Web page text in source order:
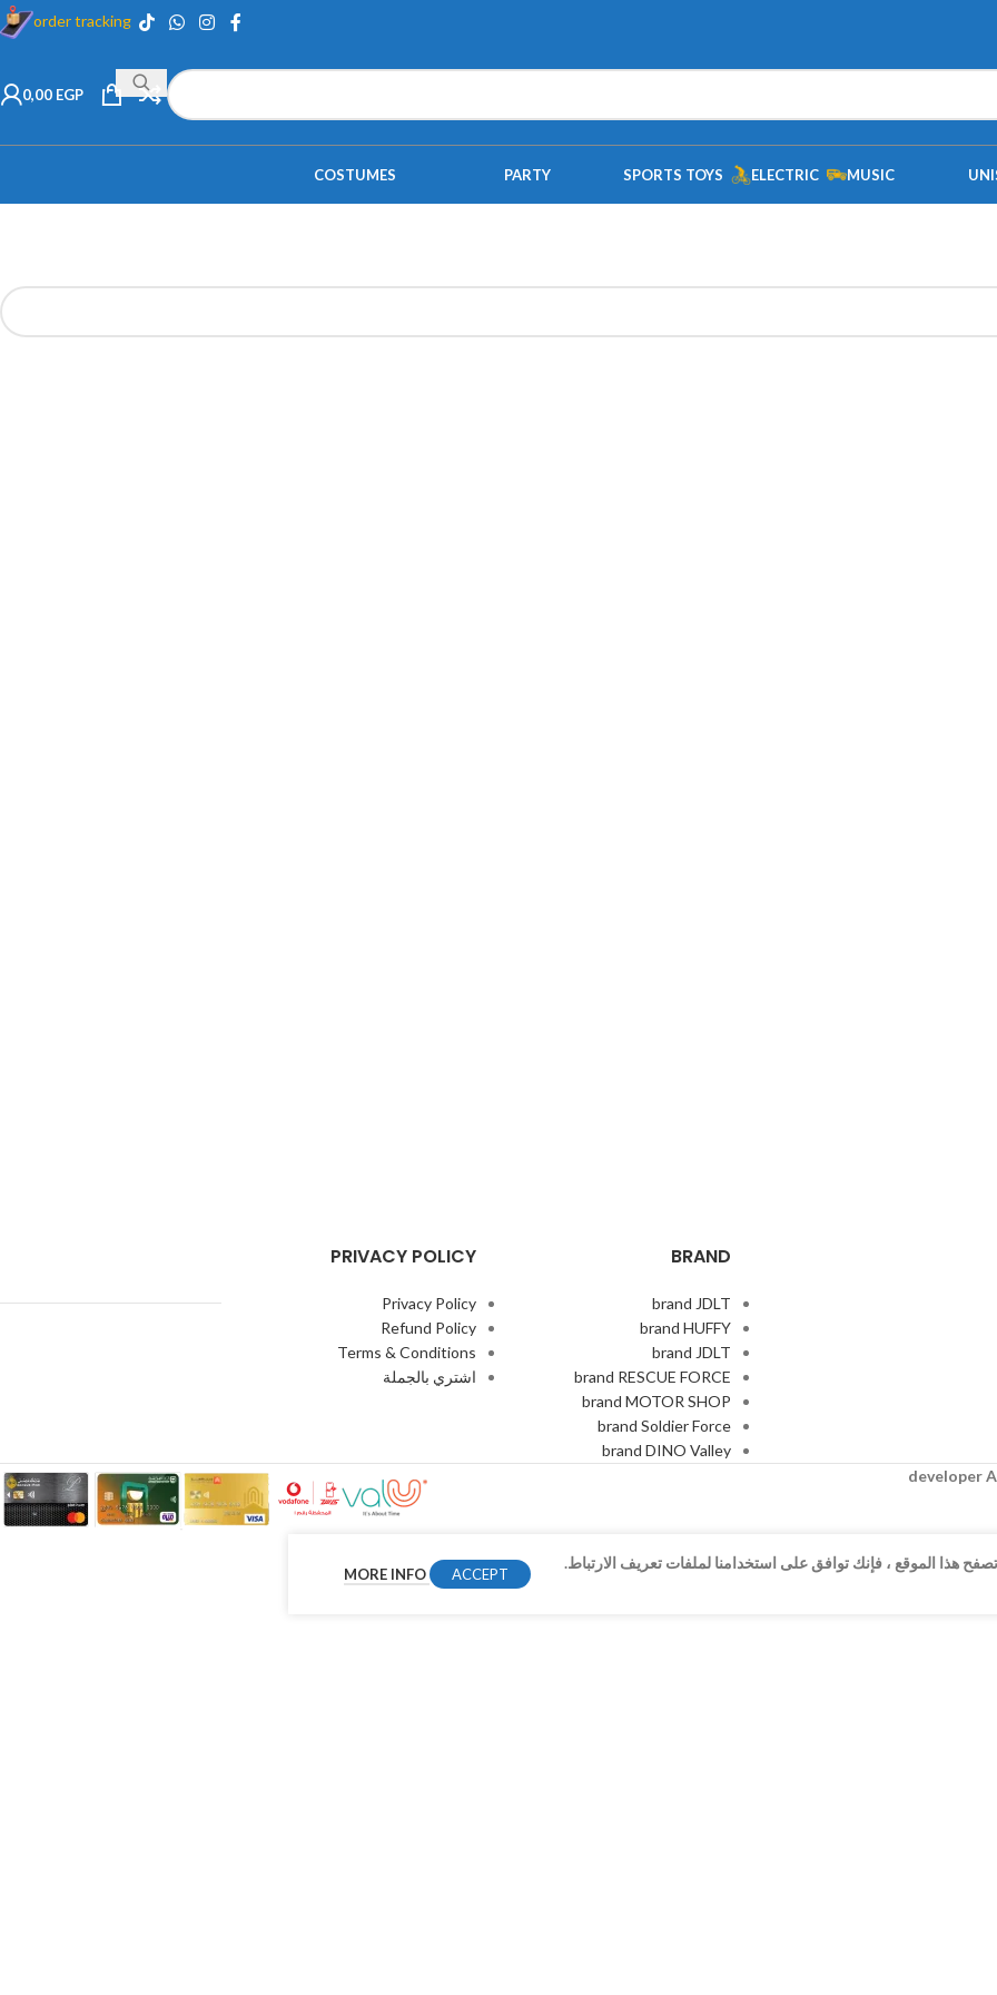
order tracking
0,00 EGP
MUSIC
ELECTRIC
SPORTS TOYS
PARTY
COSTUMES
BRAND
brand JDLT
brand HUFFY
brand JDLT
brand RESCUE FORCE
brand MOTOR SHOP
brand Soldier Force
brand DINO Valley
PRIVACY POLICY
Privacy Policy
Refund Policy
Terms & Conditions
اشتري بالجملة
هذا الموقع ، فإنك توافق على استخدامنا لملفات تعريف الارتباط.
MORE INFO ACCEPT